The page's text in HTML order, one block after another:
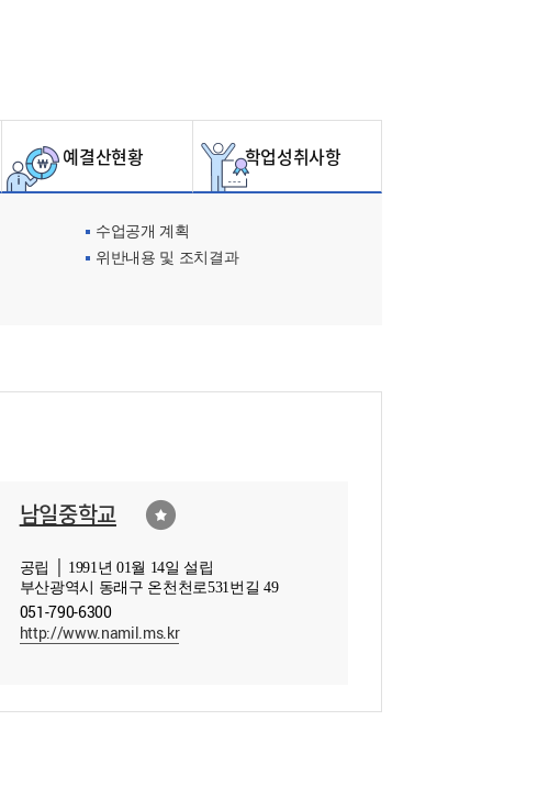
예결산현황 학업성취사항
수업공개 계획
위반내용 및 조치결과
남일중학교
공립 │ 1991년 01월 14일 설립
부산광역시 동래구 온천천로531번길 49
051-790-6300
http://www.namil.ms.kr